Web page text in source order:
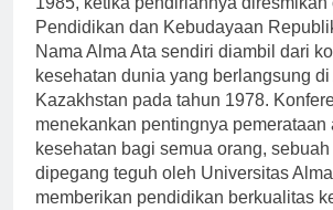
Pendidikan dan Kebudayaan
Nama Alma Ata sendiri diambil dari
kesehatan dunia yang berlangsung di
Kazakhstan pada tahun 1978.
menekankan pentingnya pemerataan
kesehatan bagi semua orang,
dipegang teguh oleh Universitas
memberikan pendidikan berkualitas